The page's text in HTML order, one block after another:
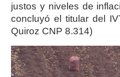
justos y niveles de
concluyó el titular del
Quiroz CNP 8.314)